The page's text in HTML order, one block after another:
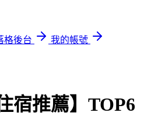
格後台
我的帳號
宿推薦】TOP6